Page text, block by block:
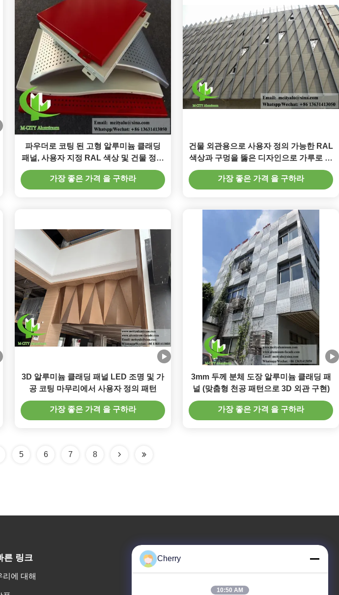
파우더로 코팅 된 고형 알루미늄 클래딩
패널, 사용자 지정 RAL 색상 및 건물 정면
1.5-10mm 두께
가장 좋은 가격 을 구하라
건물 외관용으로 사용자 정의 가능한 RAL
색상과 구멍을 뚫은 디자인으로 가루로 코
팅 된 알루미늄 클래싱 패널
가장 좋은 가격 을 구하라
3D 알루미늄 클래딩 패널 LED 조명 및 가
공 코팅 마무리에서 사용자 정의 패턴
가장 좋은 가격 을 구하라
3mm 두께 분체 도장 알루미늄 클래딩 패
널 (맞춤형 천공 패턴으로 3D 외관 구현)
가장 좋은 가격 을 구하라
5 6 7 8
른 링크
리에 대해
우리 주소
헤구이 산업단지, 리슈이, 난하이 포산 광둥 P.R.중국
Cherry
10:50 AM